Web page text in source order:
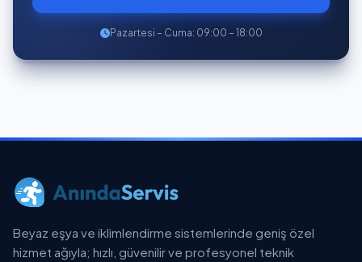
Pazartesi – Cuma: 09:00 – 18:00
Beyaz eşya ve iklimlendirme sistemlerinde geniş özel
hizmet ağıyla; hızlı, güvenilir ve profesyonel teknik